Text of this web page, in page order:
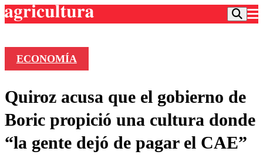
Frecuencias
Agricultura TV
Deportes
Colo Colo
Entretención
ECONOMÍA
Quiroz acusa que el gobierno de
Boric propició una cultura donde
“la gente dejó de pagar el CAE”